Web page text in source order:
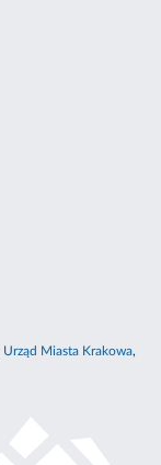
Urząd Miasta Krakowa,